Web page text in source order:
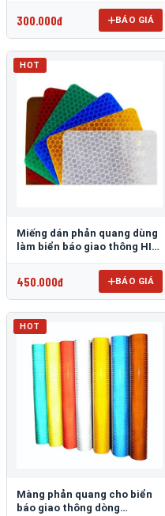
300.000đ BÁO GIÁ
HOT
Miếng dán phản quang dùng
làm biển báo giao thông HIP
450.000đ BÁO GIÁ
HOT
Màng phản quang cho biển
báo giao thông dòng